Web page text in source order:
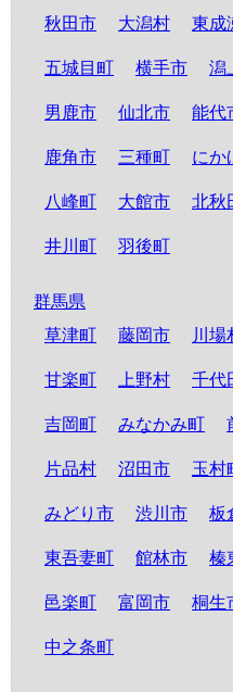
秋田市
大潟村 東成
五城目町 横手市 潟
男鹿市 仙北市 能代
鹿角市 三種町 にか
八峰町 大館市 北秋
井川町 羽後町
群馬県
草津町
藤岡市 川場
甘楽町 上野村 千代
吉岡町 みなかみ町
片品村 沼田市 玉村
みどり市 渋川市 板
東吾妻町 館林市 榛
邑楽町 富岡市 桐生
中之条町